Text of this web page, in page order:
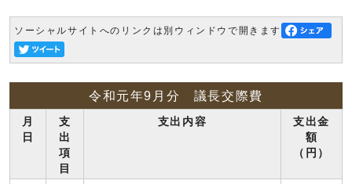
ソーシャルサイトへのリンクは別ウィンドウで開きます
令和元年9月分 議長交際費
月
日
支
出
項
目
支出内容
支出金
額
（円）